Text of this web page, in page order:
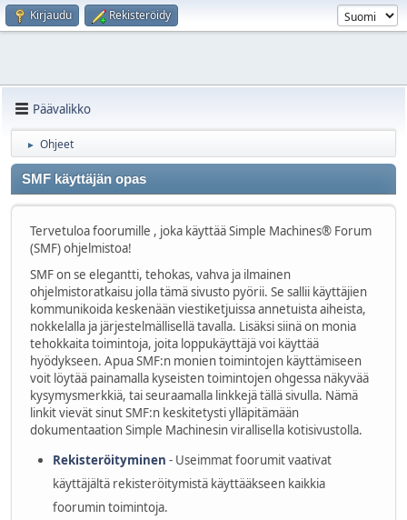
Kirjaudu Rekisteröidy
Päävalikko
► Ohjeet
SMF käyttäjän opas
Tervetuloa foorumille , joka käyttää Simple Machines® Forum
(SMF) ohjelmistoa!
SMF on se elegantti, tehokas, vahva ja ilmainen
ohjelmistoratkaisu jolla tämä sivusto pyörii. Se sallii käyttäjien
kommunikoida keskenään viestiketjuissa annetuista aiheista,
nokkelalla ja järjestelmällisellä tavalla. Lisäksi siinä on monia
tehokkaita toimintoja, joita loppukäyttäjä voi käyttää
hyödykseen. Apua SMF:n monien toimintojen käyttämiseen
voit löytää painamalla kyseisten toimintojen ohgessa näkyvää
kysymysmerkkiä, tai seuraamalla linkkejä tällä sivulla. Nämä
linkit vievät sinut SMF:n keskitetysti ylläpitämään
dokumentaation Simple Machinesin virallisella kotisivustolla.
Rekisteröityminen - Useimmat foorumit vaativat
käyttäjältä rekisteröitymistä käyttääkseen kaikkia
foorumin toimintoja.